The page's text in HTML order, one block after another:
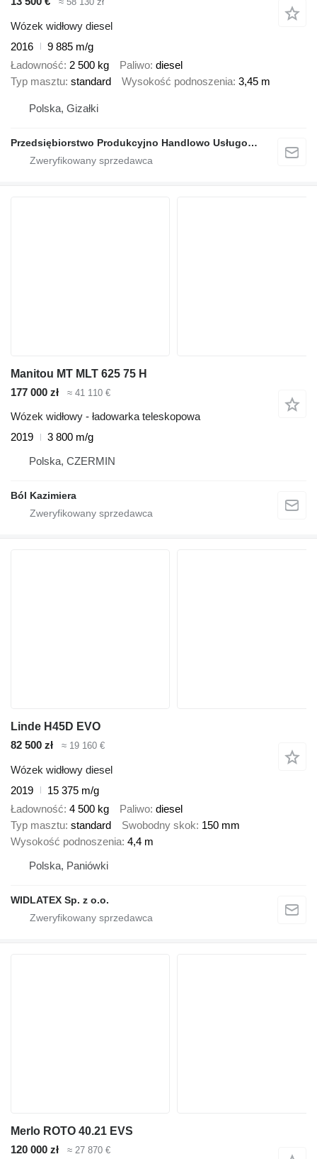
Wózek widłowy diesel
2016
9 885 m/g
Ładowność 2 500 kg Paliwo diesel
Typ masztu standard Wysokość podnoszenia 3,45 m
Polska, Gizałki
Przedsiębiorstwo Produkcyjno Handlowo Usługowe Grzegorz Glapa
Manitou MT MLT 625 75 H
177 000 zł
≈ 41 110 €
Wózek widłowy - ładowarka teleskopowa
2019
3 800 m/g
Polska, CZERMIN
Ból Kazimiera
Linde H45D EVO
82 500 zł
≈ 19 160 €
Wózek widłowy diesel
2019
15 375 m/g
Ładowność 4 500 kg Paliwo diesel
Typ masztu standard Swobodny skok 150 mm
Wysokość podnoszenia 4,4 m
Polska, Paniówki
WIDLATEX Sp. z o.o.
Merlo ROTO 40.21 EVS
120 000 zł
≈ 27 870 €